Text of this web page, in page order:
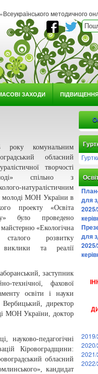
методичного онлайн
ЗАХОДИ ПІДВИЩЕННЯ
комунальним
обласний
творчості
спільно з
натуралістичним
молоді МОН України в
проекту «Освіта
було проведено
«Екологічна
розвитку
виклики та реалії
заступник
технічної, фахової
освіти і науки
Вербицький, директор
МОН України, доктор
науково-педагогічні
Кіровоградщини:
обласний
кандидат
для
для